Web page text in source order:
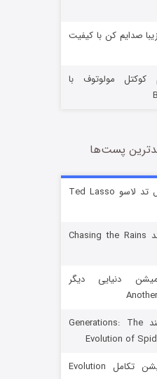
در مغولستان
صدایم کن با کیفیت
کوکتل مولوتوف با
پست‌ها
دانلود سریال تد لاسو Ted Lasso
دانلود مستند Chasing the Rains
دنیایی دیگر
دانلود مستند Generations: The
Evolution of
دانلود انیمیشن تکامل Evolution